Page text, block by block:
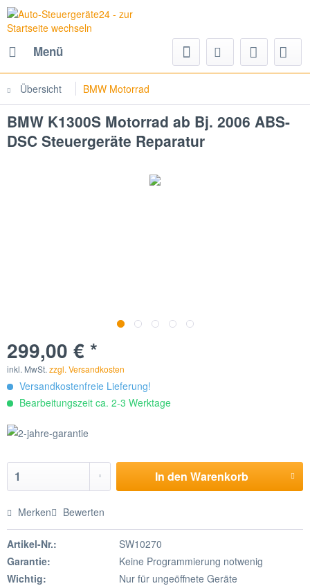
Menü
Übersicht BMW Motorrad
BMW K1300S Motorrad ab Bj. 2006 ABS-
DSC Steuergeräte Reparatur
299,00 € *
inkl. MwSt. zzgl. Versandkosten
Versandkostenfreie Lieferung!
Bearbeitungszeit ca. 2-3 Werktage
In den Warenkorb
Merken Bewerten
Artikel-Nr.:
SW10270
Garantie:
Keine Programmierung notwenig
Wichtig:
Nur für ungeöffnete Geräte